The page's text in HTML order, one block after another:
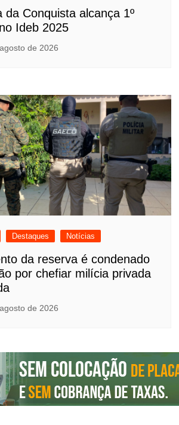
da Conquista alcança 1º
Ideb 2025
de 2026
Destaques Notícias
da reserva é condenado
por chefiar milícia privada
de 2026